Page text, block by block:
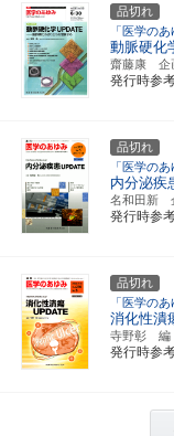
品切れ
「医学の
動脈硬化
齋藤康 企
発行時参
品切れ
「医学の
内分泌疾
名和田新
発行時参
品切れ
「医学の
消化性潰
寺野彰 編
発行時参